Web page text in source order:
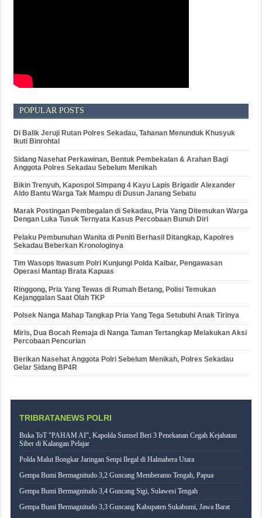
POPULAR POSTS
Di Balik Jeruji Rutan Polres Sekadau, Tahanan Menunduk Khusyuk
Ikuti Binrohtal
Sidang Nasehat Perkawinan, Bentuk Pembekalan & Arahan Bagi
Anggota Polres Sekadau Sebelum Menikah
Bikin Trenyuh, Kapospol Simpang 4 Kayu Lapis Brigadir Alexander
Aldo Bantu Warga Tak Mampu di Dusun Janang Sebatu
Marak Postingan Pembegalan di Sekadau, Pria Yang Ditemukan Warga
Dengan Luka Tusuk Ternyata Kasus Percobaan Bunuh Diri
Pelaku Pembunuhan Wanita di Peniti Berhasil Ditangkap, Kapolres
Sekadau Beberkan Kronologinya
Tim Wasops Itwasum Polri Kunjungi Polda Kalbar, Pengawasan
Operasi Mantap Brata Kapuas
Ringgong, Pria Yang Tewas di Rumah Betang, Polisi Temukan
Kejanggalan Saat Olah TKP
Polsek Nanga Mahap Tangkap Pria Yang Tega Setubuhi Anak Tirinya
Miris, Dua Bocah Remaja di Nanga Taman Tertangkap Melakukan Aksi
Percobaan Pencurian
Berikan Nasehat Anggota Polri Sebelum Menikah, Polres Sekadau
Gelar Sidang BP4R
TRIBRATANEWS POLRI
Buka ToT "PAHAM AI", Kapolda Sumsel Beri 3 Penekanan Cegah Kejahatan
Siber di Kalangan Pelajar
Polda Malut Bongkar Jaringan Senpi Ilegal di Halmahera Utara
Gempa Bumi Bermagnitudo 3,2 Guncang Memberamo Tengah, Papua
Gempa Bumi Bermagnitudo 3,4 Guncang Sigi, Sulawesi Tengah
Gempa Bumi Bermagnitudo 3,3 Guncang Kabupaten Sukabumi, Jawa Barat